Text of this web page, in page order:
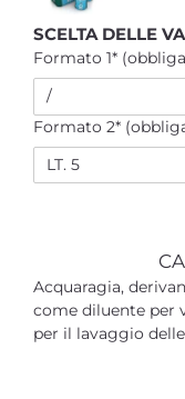
SCELTA DELLE
Formato 1*
/
Formato 2*
LT. 5
Acquaragia,
come diluente per
per il lavaggio